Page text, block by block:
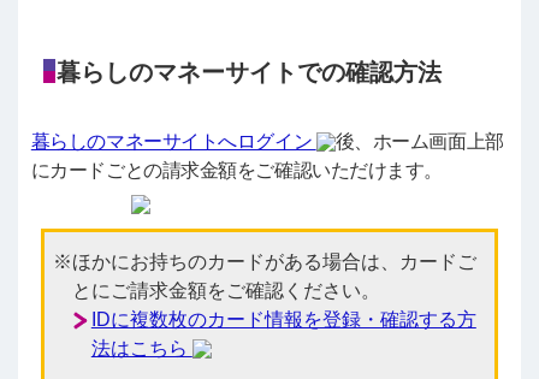
暮らしのマネーサイトでの確認方法
暮らしのマネーサイトへログイン
後、ホーム画面上部
にカードごとの請求金額をご確認いただけます。
ほかにお持ちのカードがある場合は、カードご
とにご請求金額をご確認ください。
IDに複数枚のカード情報を登録・確認する方
法はこちら